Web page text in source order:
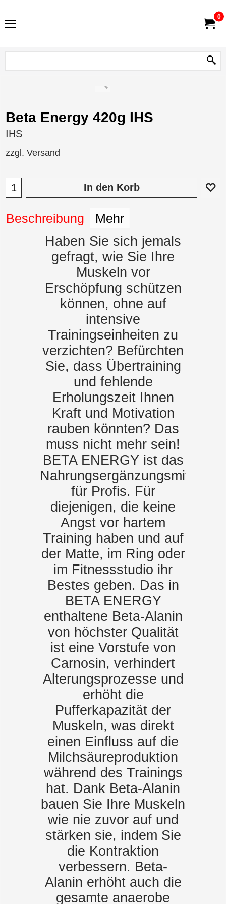
0
Beta Energy 420g IHS
IHS
zzgl. Versand
In den Korb
Beschreibung Mehr
Haben Sie sich jemals
gefragt, wie Sie Ihre
Muskeln vor
Erschöpfung schützen
können, ohne auf
intensive
Trainingseinheiten zu
verzichten? Befürchten
Sie, dass Übertraining
und fehlende
Erholungszeit Ihnen
Kraft und Motivation
rauben könnten? Das
muss nicht mehr sein!
BETA ENERGY ist das
Nahrungsergänzungsmittel
für Profis. Für
diejenigen, die keine
Angst vor hartem
Training haben und auf
der Matte, im Ring oder
im Fitnessstudio ihr
Bestes geben. Das in
BETA ENERGY
enthaltene Beta-Alanin
von höchster Qualität
ist eine Vorstufe von
Carnosin, verhindert
Alterungsprozesse und
erhöht die
Pufferkapazität der
Muskeln, was direkt
einen Einfluss auf die
Milchsäureproduktion
während des Trainings
hat. Dank Beta-Alanin
bauen Sie Ihre Muskeln
wie nie zuvor auf und
stärken sie, indem Sie
die Kontraktion
verbessern. Beta-
Alanin erhöht auch die
gesamte anaerobe